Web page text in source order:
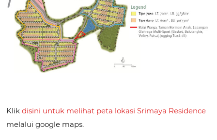
Klikdisini untuk melihat peta lokasi Srimaya Residence
melalui google maps.